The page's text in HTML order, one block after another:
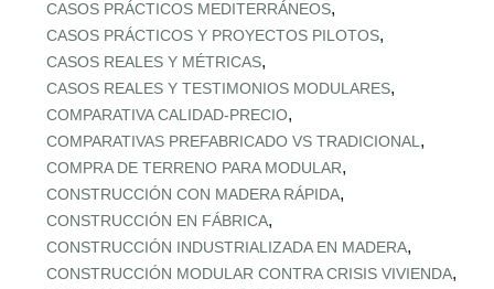
CASOS PRÁCTICOS MEDITERRÁNEOS,
CASOS PRÁCTICOS Y PROYECTOS PILOTOS,
CASOS REALES Y MÉTRICAS,
CASOS REALES Y TESTIMONIOS MODULARES,
COMPARATIVA CALIDAD‑PRECIO,
COMPARATIVAS PREFABRICADO VS TRADICIONAL ,
COMPRA DE TERRENO PARA MODULAR,
CONSTRUCCIÓN CON MADERA RÁPIDA,
CONSTRUCCIÓN EN FÁBRICA,
CONSTRUCCIÓN INDUSTRIALIZADA EN MADERA,
CONSTRUCCIÓN MODULAR CONTRA CRISIS VIVIENDA,